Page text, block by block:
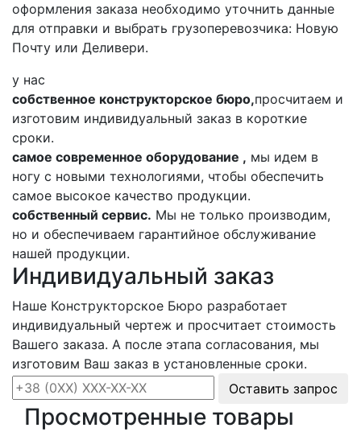
оформления заказа необходимо уточнить данные
для отправки и выбрать грузоперевозчика: Новую
Почту или Деливери.
у нас
собственное конструкторское бюро,просчитаем и
изготовим индивидуальный заказ в короткие
сроки.
самое современное оборудование , мы идем в
ногу с новыми технологиями, чтобы обеспечить
самое высокое качество продукции.
собственный сервис. Мы не только производим,
но и обеспечиваем гарантийное обслуживание
нашей продукции.
Индивидуальный заказ
Наше Конструкторское Бюро разработает
индивидуальный чертеж и просчитает стоимость
Вашего заказа. А после этапа согласования, мы
изготовим Ваш заказ в установленные сроки.
Оставить запрос
Просмотренные товары